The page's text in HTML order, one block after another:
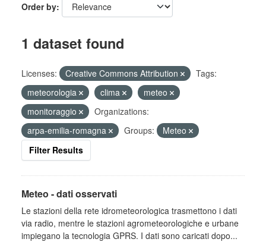
Order by
1 dataset found
Licenses: Creative Commons Attribution
Tags:
meteorologia
clima
meteo
monitoraggio
Organizations:
arpa-emilia-romagna
Groups:
Meteo
Filter Results
Meteo - dati osservati
Le stazioni della rete idrometeorologica trasmettono i dati
via radio, mentre le stazioni agrometeorologiche e urbane
impiegano la tecnologia GPRS. I dati sono caricati dopo...